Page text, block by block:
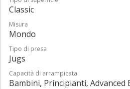
Classic
Misura
Mondo
Tipo di presa
Jugs
Capacità di arrampicata
Bambini, Principianti,